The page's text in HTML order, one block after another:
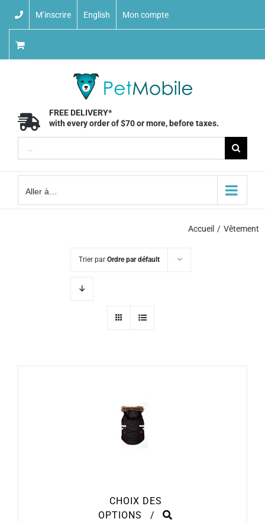
content
M’inscrire English Mon compte
FREE DELIVERY*
with every order of $70 or more, before taxes.
sur
le
site
Aller à…
Accueil Vêtement
Trier par Ordre par défault
CHOIX DES
OPTIONS
CE
/